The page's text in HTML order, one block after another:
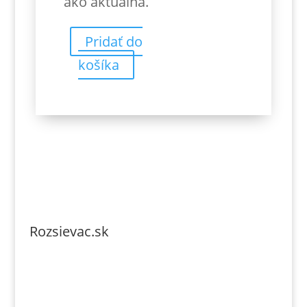
Pridať do
košíka
Rozsievac.sk